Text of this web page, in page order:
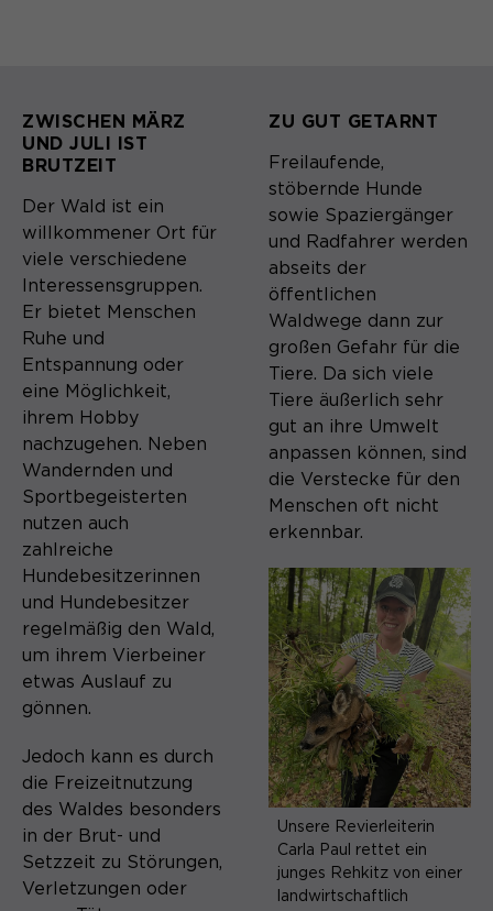
ZWISCHEN MÄRZ
UND JULI IST
BRUTZEIT
Der Wald ist ein
willkommener Ort für
viele verschiedene
Interessensgruppen.
Er bietet Menschen
Ruhe und
Entspannung oder
eine Möglichkeit,
ihrem Hobby
nachzugehen. Neben
Wandernden und
Sportbegeisterten
nutzen auch
zahlreiche
Hundebesitzerinnen
und Hundebesitzer
regelmäßig den Wald,
um ihrem Vierbeiner
etwas Auslauf zu
gönnen.
Jedoch kann es durch
die Freizeitnutzung
des Waldes besonders
in der Brut- und
Setzzeit zu Störungen,
Verletzungen oder
ZU GUT GETARNT
Freilaufende,
stöbernde Hunde
sowie Spaziergänger
und Radfahrer werden
abseits der
öffentlichen
Waldwege dann zur
großen Gefahr für die
Tiere. Da sich viele
Tiere äußerlich sehr
gut an ihre Umwelt
anpassen können, sind
die Verstecke für den
Menschen oft nicht
erkennbar.
Unsere Revierleiterin
Carla Paul rettet ein
junges Rehkitz von einer
landwirtschaftlich